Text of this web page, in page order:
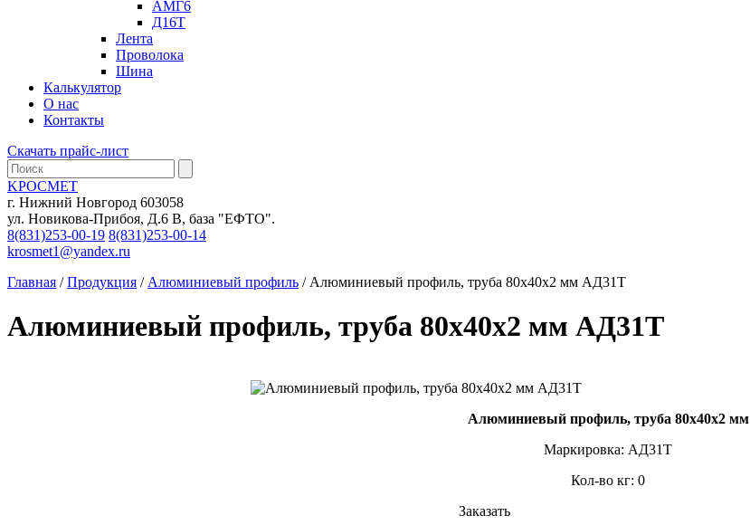
АМГ6
Д16Т
Лента
Проволока
Шина
Калькулятор
О нас
Контакты
Скачать прайс-лист
KРОСМЕТ
г. Нижний Новгород 603058
ул. Новикова-Прибоя, Д.6 В, база "ЕФТО".
8(831)253-00-19 8(831)253-00-14
krosmet1@yandex.ru
Главная /Продукция / Алюминиевый профиль / Алюминиевый профиль, труба 80х40х2 мм АД31Т
Алюминиевый профиль, труба 80х40х2 мм АД31Т
Алюминиевый профиль, труба 80х40х2 мм
Маркировка: АД31Т
Кол-во кг: 0
Заказать